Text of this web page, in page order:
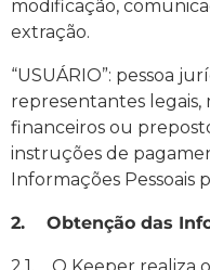
modificação,
extração.
“USUÁRIO”: pessoa
representantes legais,
financeiros ou
instruções de
Informações Pessoais
2. Obtenção das